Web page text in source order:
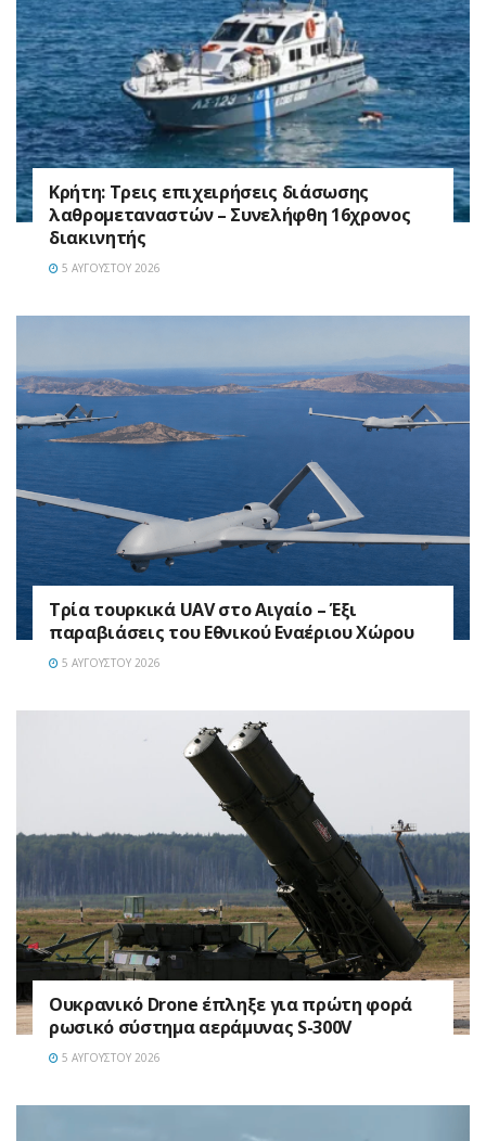
Κρήτη: Τρεις επιχειρήσεις διάσωσης
λαθρομεταναστών – Συνελήφθη 16χρονος
διακινητής
5 ΑΥΓΟΎΣΤΟΥ 2026
Τρία τουρκικά UAV στο Αιγαίο – Έξι
παραβιάσεις του Εθνικού Εναέριου Χώρου
5 ΑΥΓΟΎΣΤΟΥ 2026
Ουκρανικό Drone έπληξε για πρώτη φορά
ρωσικό σύστημα αεράμυνας S-300V
5 ΑΥΓΟΎΣΤΟΥ 2026